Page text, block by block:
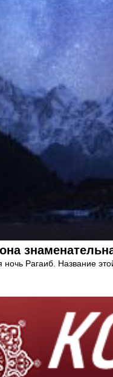
Рагаиб. Название